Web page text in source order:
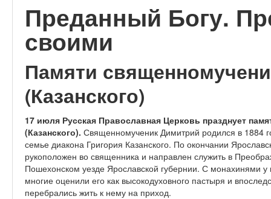
Преданный Богу.
своими
Памяти
(Казанского)
17 июля Русская Православная Церковь празднует
(Казанского). Священномученик Димитрий родился в 1884
семье диакона Григория Казанского. По окончании
рукоположен во священника и направлен служить в
Пошехонском уезде Ярославской губернии. С монахинями
многие оценили его как высокодуховного пастыря и
перебрались жить к нему на приход.